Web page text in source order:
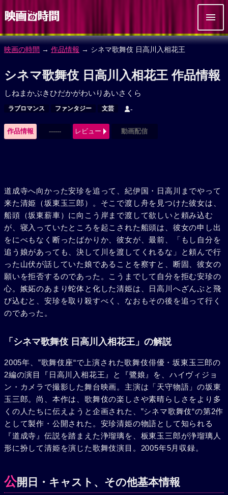
映画の時間 → 作品情報 → シネマ歌舞伎 日高川入相花王
シネマ歌舞伎 日高川入相花王 作品情報
しねまかぶきひだかがわいりあいさくら
ラブロマンス ファンタジー 文芸 -
作品情報 ------ レビュー 動画配信
道成寺へ向かった安珍を追って、紀伊国・日高川までやって
来た清姫（坂東玉三郎）。そこで渡し舟を見つけた彼女は、
船頭（坂東薪車）に向こう岸まで渡して欲しいと頼み込む
が、寝入っていたところを起こされた船頭は、彼女の申し出
をにべもなく断ったばかりか、彼女が、最前、「もし自分を
追う娘があっても、決して川を渡してくれるな」と頼んで行
った山伏が話していた娘であることを察すと、断固、彼女の
願いを拒否するのであった。こうまでして自分を拒む安珍の
心。嫉妬のあまり蛇体と化した清姫は、日高川へざんぶと飛
び込むと、安珍を取り殺すべく、なおもその後を追って行く
のであった。
「シネマ歌舞伎 日高川入相花王」の解説
2005年、”歌舞伎座“で上演された歌舞伎俳優・坂東玉三郎の
2編の演目『日高川入相花王』と『鷺娘』を、ハイヴィジョ
ン・カメラで撮影した舞台映画。主演は「天守物語」の坂東
玉三郎。尚、本作は、歌舞伎の楽しさや素晴らしさをより多
くの人たちに伝えようと企画された、”シネマ歌舞伎“の第2作
として製作・公開された。安珍清姫の物語として知られる
『道成寺』伝説を踏まえた浄瑠璃を、板東玉三郎が浄瑠璃人
形に扮して清姫を演じた歌舞伎演目。2005年5月収録。
公開日・キャスト、その他基本情報